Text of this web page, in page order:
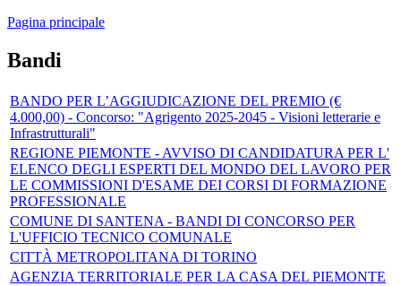
Pagina principale
Bandi
BANDO PER L’AGGIUDICAZIONE DEL PREMIO (€
4.000,00) - Concorso: "Agrigento 2025-2045 - Visioni letterarie e
Infrastrutturali"
REGIONE PIEMONTE - AVVISO DI CANDIDATURA PER L'
ELENCO DEGLI ESPERTI DEL MONDO DEL LAVORO PER
LE COMMISSIONI D'ESAME DEI CORSI DI FORMAZIONE
PROFESSIONALE
COMUNE DI SANTENA - BANDI DI CONCORSO PER
L'UFFICIO TECNICO COMUNALE
CITTÀ METROPOLITANA DI TORINO
AGENZIA TERRITORIALE PER LA CASA DEL PIEMONTE